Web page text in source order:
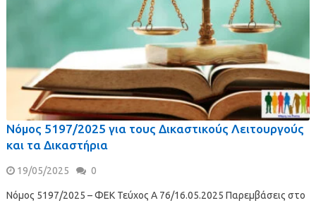
Νόμος 5197/2025 για τους Δικαστικούς Λειτουργούς
και τα Δικαστήρια
19/05/2025 0
Νόμος 5197/2025 – ΦΕΚ Τεύχος Α 76/16.05.2025 Παρεμβάσεις στο